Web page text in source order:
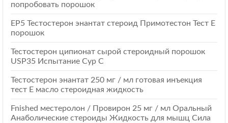
попробовать порошок
EP5 Тестостерон энантат стероид Примотестон Тест Е
порошок
Тестостерон ципионат сырой стероидный порошок
USP35 Испытание Cyp C
Тестостерон энантат 250 мг / мл готовая инъекция
тест E масло стероидная жидкость
Fnished местеролон / Провирон 25 мг / мл Оральный
Анаболические стероиды Жидкость для мышц Сила